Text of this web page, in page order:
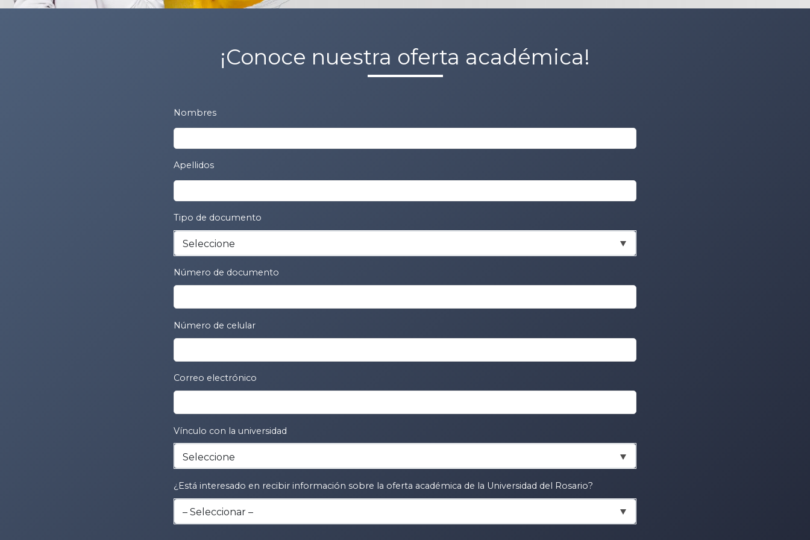
¡Conoce nuestra oferta académica!
Nombres
Apellidos
Tipo de documento
Número de documento
Número de celular
Correo electrónico
Vínculo con la universidad
¿Está interesado en recibir información sobre la oferta académica de la Universidad del Rosario?